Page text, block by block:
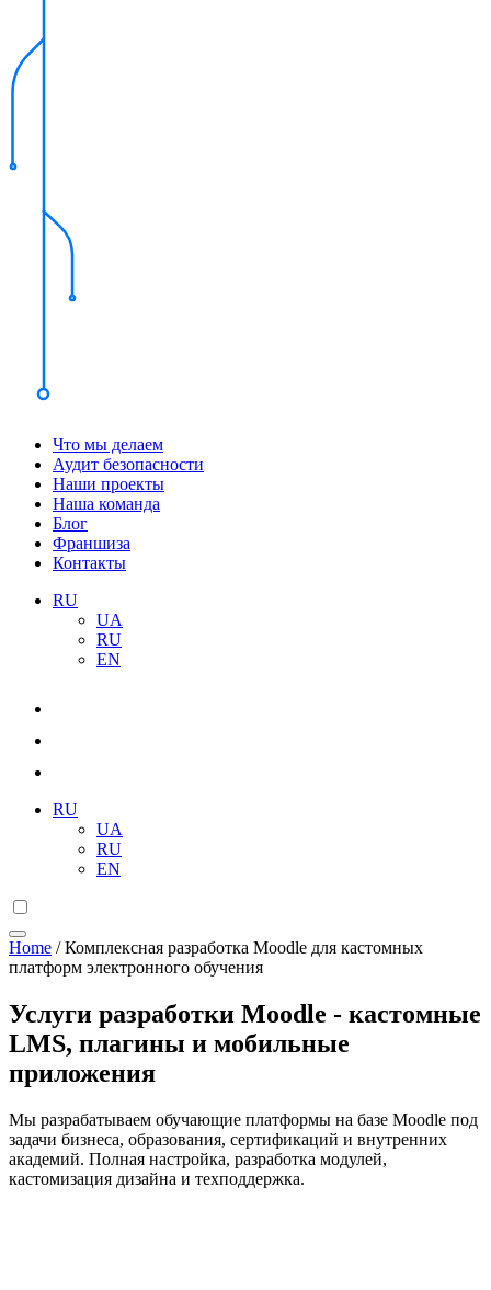
Что мы делаем
Аудит безопасности
Наши проекты
Наша команда
Блог
Франшиза
Контакты
RU
UA
RU
EN
RU
UA
RU
EN
Home /Комплексная разработка Moodle для кастомных
платформ электронного обучения
Услуги разработки Moodle - кастомные
LMS, плагины и мобильные
приложения
Мы разрабатываем обучающие платформы на базе Moodle под
задачи бизнеса, образования, сертификаций и внутренних
академий. Полная настройка, разработка модулей,
кастомизация дизайна и техподдержка.